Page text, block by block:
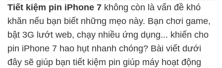
Màn hình Realme Màn hình Vivo
Màn hình Vsmart Màn hình Google Pixel
Thay pin
Tiết kiệm pin iPhone 7 không còn là vấn đề khó
khăn nếu bạn biết những mẹo này. Bạn chơi game,
bật 3G lướt web, chạy nhiều ứng dụng... khiến cho
pin iPhone 7 hao hụt nhanh chóng? Bài viết dưới
đây sẽ giúp bạn tiết kiệm pin giúp máy hoạt động